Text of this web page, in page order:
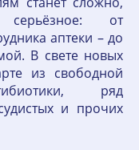
от
аптеки – до
В свете новых
из свободной
ряд
и прочих